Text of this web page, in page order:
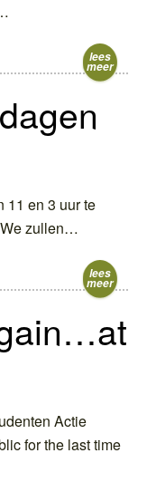
lees
meer
11 en 3 uur te
We zullen…
lees
meer
Actie
for the last time